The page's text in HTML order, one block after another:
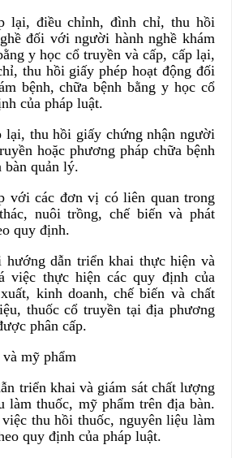
lại, điều chỉnh, đình chỉ, thu hồi
đối với người hành nghề khám
y học cổ truyền và cấp, cấp lại,
thu hồi giấy phép hoạt động đối
bệnh, chữa bệnh bằng y học cổ
của pháp luật.
lại, thu hồi giấy chứng nhận người
hoặc phương pháp chữa bệnh
bàn quản lý.
với các đơn vị có liên quan trong
nuôi trồng, chế biến và phát
quy định.
hướng dẫn triển khai thực hiện và
việc thực hiện các quy định của
kinh doanh, chế biến và chất
thuốc cổ truyền tại địa phương
phân cấp.
mỹ phẩm
triển khai và giám sát chất lượng
làm thuốc, mỹ phẩm trên địa bàn.
thu hồi thuốc, nguyên liệu làm
quy định của pháp luật.